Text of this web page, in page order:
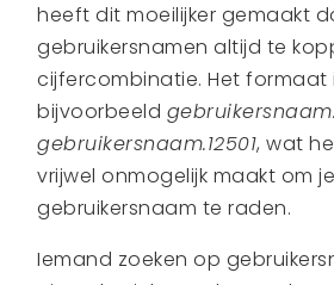
heeft dit moeilijker gemaakt
gebruikersnamen altijd te
cijfercombinatie. Het formaat
bijvoorbeeld
gebruikersnaam.12501, wat
vrijwel onmogelijk maakt om je
gebruikersnaam te raden.
Iemand zoeken op